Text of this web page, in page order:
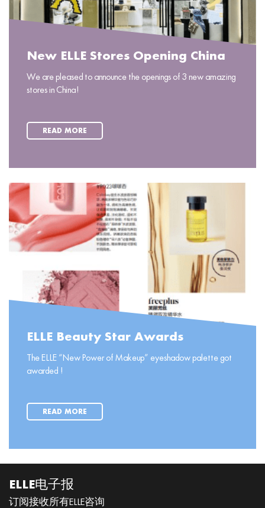
New ELLE Stores Opening China
We are pleased to announce the openings of 3 new amazing
stores in China!
READ MORE
ELLE Beauty Star Awards
The ELLE “New Power of Makeup” eyeshadow palette got
awarded !
READ MORE
ELLE电子报
订阅接收所有ELLE咨询